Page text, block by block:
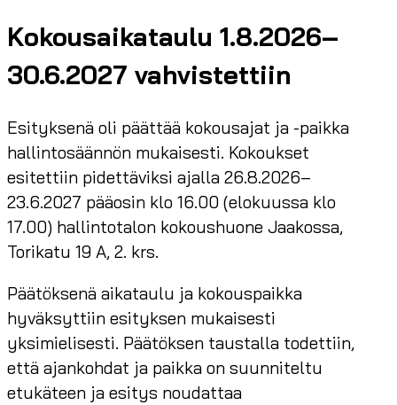
Kokousaikataulu 1.8.2026–
30.6.2027 vahvistettiin
Esityksenä oli päättää kokousajat ja -paikka
hallintosäännön mukaisesti. Kokoukset
esitettiin pidettäviksi ajalla 26.8.2026–
23.6.2027 pääosin klo 16.00 (elokuussa klo
17.00) hallintotalon kokoushuone Jaakossa,
Torikatu 19 A, 2. krs.
Päätöksenä aikataulu ja kokouspaikka
hyväksyttiin esityksen mukaisesti
yksimielisesti. Päätöksen taustalla todettiin,
että ajankohdat ja paikka on suunniteltu
etukäteen ja esitys noudattaa